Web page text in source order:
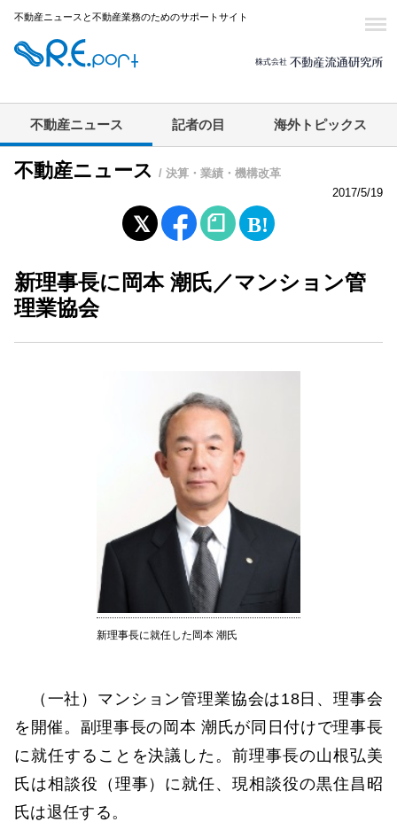
不動産ニュースと不動産業務のためのサポートサイト
不動産ニュース 記者の目 海外トピックス
不動産ニュース / 決算・業績・機構改革
2017/5/19
新理事長に岡本 潮氏／マンション管
理業協会
新理事長に就任した岡本 潮氏
（一社）マンション管理業協会は18日、理事会
を開催。副理事長の岡本 潮氏が同日付けで理事長
に就任することを決議した。前理事長の山根弘美
氏は相談役（理事）に就任、現相談役の黒住昌昭
氏は退任する。